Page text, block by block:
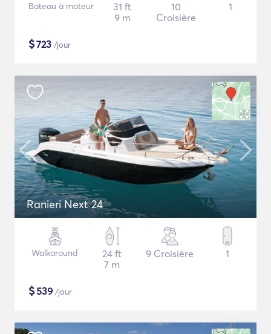
Bateau à moteur
31 ft
9 m
10
Croisière
1
$723 /jour
Ranieri Next 24
Walkaround
24 ft
7 m
9 Croisière 1
$539 /jour